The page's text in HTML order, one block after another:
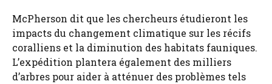
McPherson dit que les chercheurs étudieront les
impacts du changement climatique sur les récifs
coralliens et la diminution des habitats fauniques.
L’expédition plantera également des milliers
d’arbres pour aider à atténuer des problèmes tels